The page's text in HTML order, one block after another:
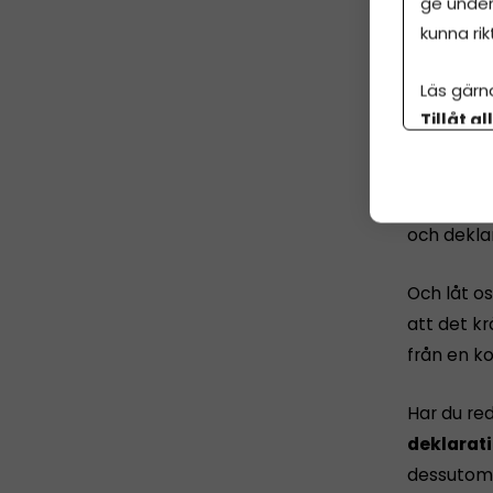
och
Och låt
att det
från en
Har du
kunna
Läs
Tillåt